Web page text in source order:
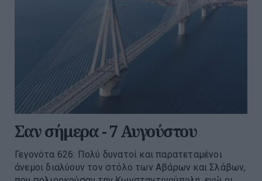
Σαν σήμερα - 7 Αυγούστου
Γεγονότα 626: Πολύ δυνατοί και παρατεταμένοι
άνεμοι διαλύουν τον στόλο των Αβάρων και Σλάβων,